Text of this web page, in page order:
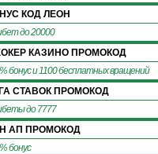
КОД ЛЕОН
до 20000
КАЗИНО ПРОМОКОД
бонус и 1100 бесплатных вращений
СТАВОК ПРОМОКОД
до 7777
АП ПРОМОКОД
бонус